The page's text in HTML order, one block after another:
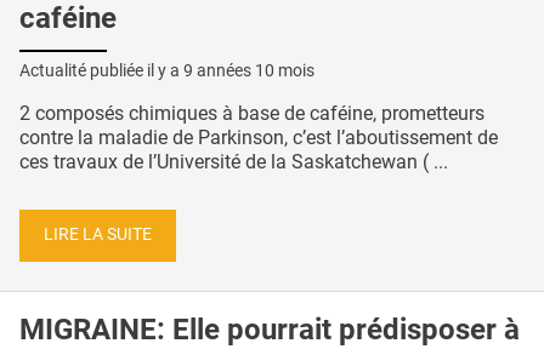
caféine
Actualité publiée il y a 9 années 10 mois
2 composés chimiques à base de caféine, prometteurs
contre la maladie de Parkinson, c’est l’aboutissement de
ces travaux de l’Université de la Saskatchewan ( ...
LIRE LA SUITE
MIGRAINE: Elle pourrait prédisposer à